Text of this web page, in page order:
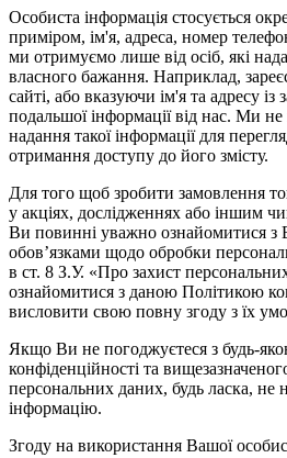
Особиста інформація стосується
приміром, ім'я, адреса, номер
ми отримуємо лише від осіб, які
власного бажання. Наприклад,
сайті, або вказуючи ім'я та адресу
подальшої інформації від нас. Ми не
надання такої інформації для
отримання доступу до його змісту.
Для того щоб зробити замовлення
у акціях, дослідженнях або іншим
Ви повинні уважно ознайомитися
обов’язками щодо обробки
в ст. 8 З.У. «Про захист
ознайомитися з даною Політикою
висловити свою повну згоду з їх
Якщо Ви не погоджуєтеся з будь-
конфіденційності та
персональних даних, будь ласка, не
інформацію.
Згоду на використання Вашої